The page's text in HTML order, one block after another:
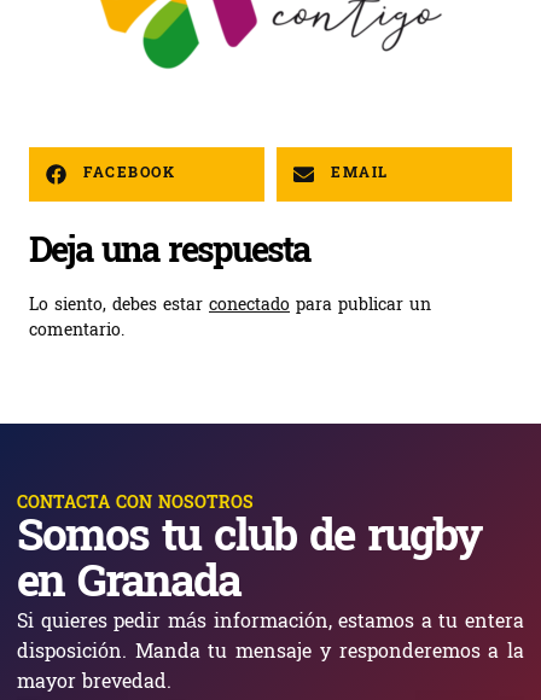
FACEBOOK EMAIL
Deja una respuesta
Lo siento, debes estar conectado para publicar un
comentario.
CONTACTA CON NOSOTROS
Somos tu club de rugby
en Granada
Si quieres pedir más información, estamos a tu entera
disposición. Manda tu mensaje y responderemos a la
mayor brevedad.